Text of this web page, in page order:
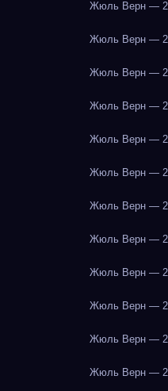
Жюль Верн —
Жюль Верн —
Жюль Верн —
Жюль Верн —
Жюль Верн —
Жюль Верн —
Жюль Верн —
Жюль Верн —
Жюль Верн —
Жюль Верн —
Жюль Верн —
Жюль Верн —